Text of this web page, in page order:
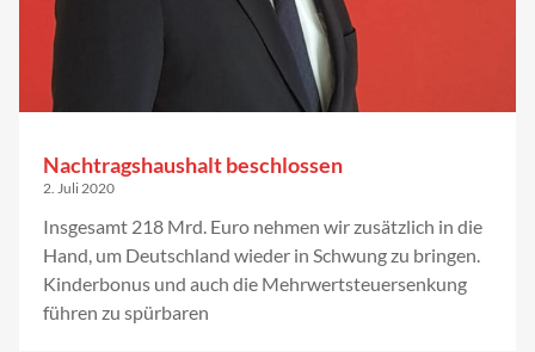
Nachtragshaushalt beschlossen
2. Juli 2020
Insgesamt 218 Mrd. Euro nehmen wir zusätzlich in die
Hand, um Deutschland wieder in Schwung zu bringen.
Kinderbonus und auch die Mehrwertsteuersenkung
führen zu spürbaren